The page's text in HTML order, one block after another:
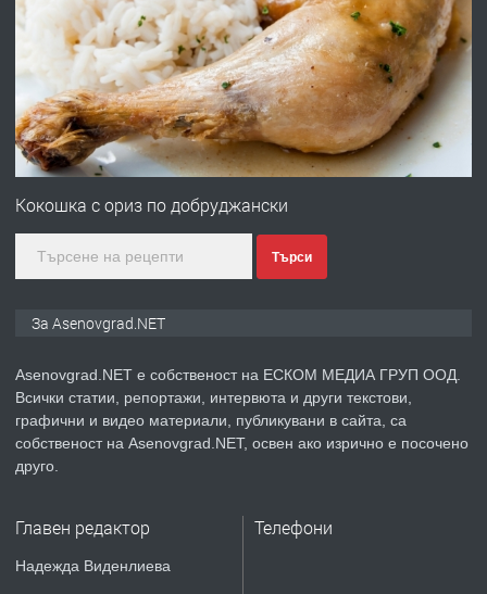
ПРЕДЛАГА
Професионална броячна машина -
със сертификат от ЕЦБ
преди 1 година
ПРЕДЛАГА
Професионална зеленчукорезачка
преди 2 години
ПРЕДЛАГА
Давам индивидуалани уроци по
Кокошка с ориз по добруджански
Търси
За Asenovgrad.NET
Asenovgrad.NET е собственост на ЕСКОМ МЕДИА ГРУП ООД.
Всички статии, репортажи, интервюта и други текстови,
графични и видео материали, публикувани в сайта, са
собственост на Asenovgrad.NET, освен ако изрично е посочено
друго.
Главен редактор
Надежда Виденлиева
Телефони